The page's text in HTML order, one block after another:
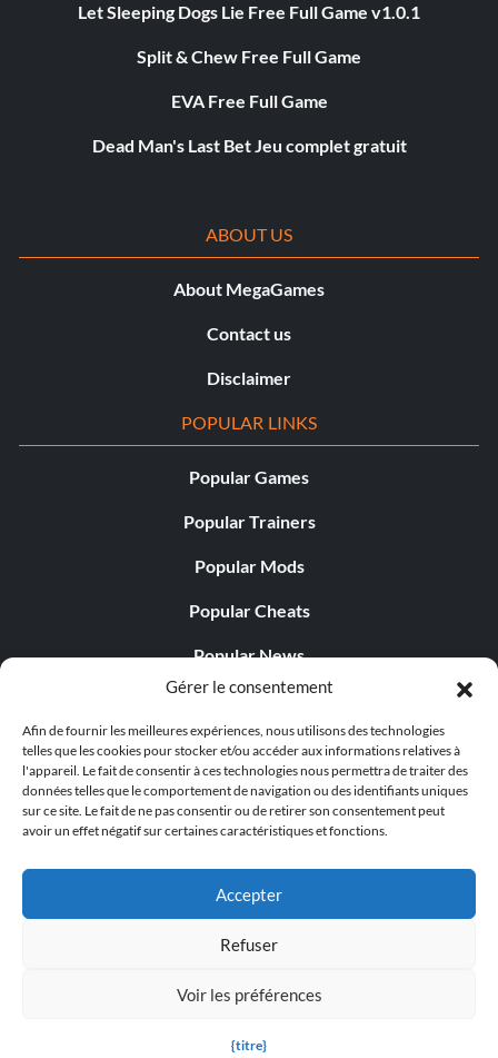
Gérer le consentement
Afin de fournir les meilleures expériences, nous utilisons des technologies
telles que les cookies pour stocker et/ou accéder aux informations relatives à
l'appareil. Le fait de consentir à ces technologies nous permettra de traiter des
données telles que le comportement de navigation ou des identifiants uniques
sur ce site. Le fait de ne pas consentir ou de retirer son consentement peut
avoir un effet négatif sur certaines caractéristiques et fonctions.
Accepter
Refuser
Voir les préférences
{titre}
Let Sleeping Dogs Lie Free Full Game v1.0.1
Split & Chew Free Full Game
EVA Free Full Game
Dead Man's Last Bet Jeu complet gratuit
ABOUT US
About MegaGames
Contact us
Disclaimer
POPULAR LINKS
Popular Games
Popular Trainers
Popular Mods
Popular Cheats
Popular News
Popular Editorials
Popular Free Games
LATEST UPDATES
© 1998 - 2026 MegaGames.com All rights reserved
Settings